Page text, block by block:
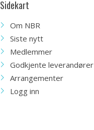
Sidekart
Om NBR
Siste nytt
Medlemmer
Godkjente leverandører
Arrangementer
Logg inn